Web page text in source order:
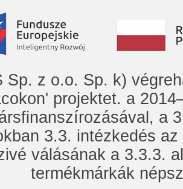
Sp. z o.o. Sp. k)
projektet. a
a
3.3. intézkedés
válásának a 3.3.3.
termékmárkák